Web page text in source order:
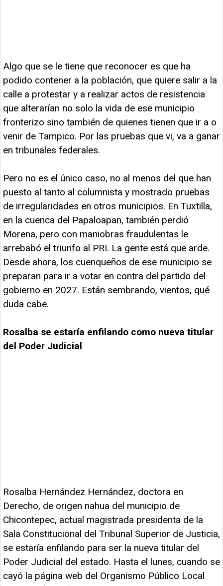
Algo que se le tiene que reconocer es que ha
podido contener a la población, que quiere salir a la
calle a protestar y a realizar actos de resistencia
que alterarían no solo la vida de ese municipio
fronterizo sino también de quienes tienen que ir a o
venir de Tampico. Por las pruebas que vi, va a ganar
en tribunales federales.
Pero no es el único caso, no al menos del que han
puesto al tanto al columnista y mostrado pruebas
de irregularidades en otros municipios. En Tuxtilla,
en la cuenca del Papaloapan, también perdió
Morena, pero con maniobras fraudulentas le
arrebabó el triunfo al PRI. La gente está que arde.
Desde ahora, los cuenqueños de ese municipio se
preparan para ir a votar en contra del partido del
gobierno en 2027. Están sembrando, vientos, qué
duda cabe.
Rosalba se estaría enfilando como nueva titular
del Poder Judicial
Rosalba Hernández Hernández, doctora en
Derecho, de origen nahua del municipio de
Chicontepec, actual magistrada presidenta de la
Sala Constitucional del Tribunal Superior de Justicia,
se estaría enfilando para ser la nueva titular del
Poder Judicial del estado. Hasta el lunes, cuando se
cayó la página web del Organismo Público Local